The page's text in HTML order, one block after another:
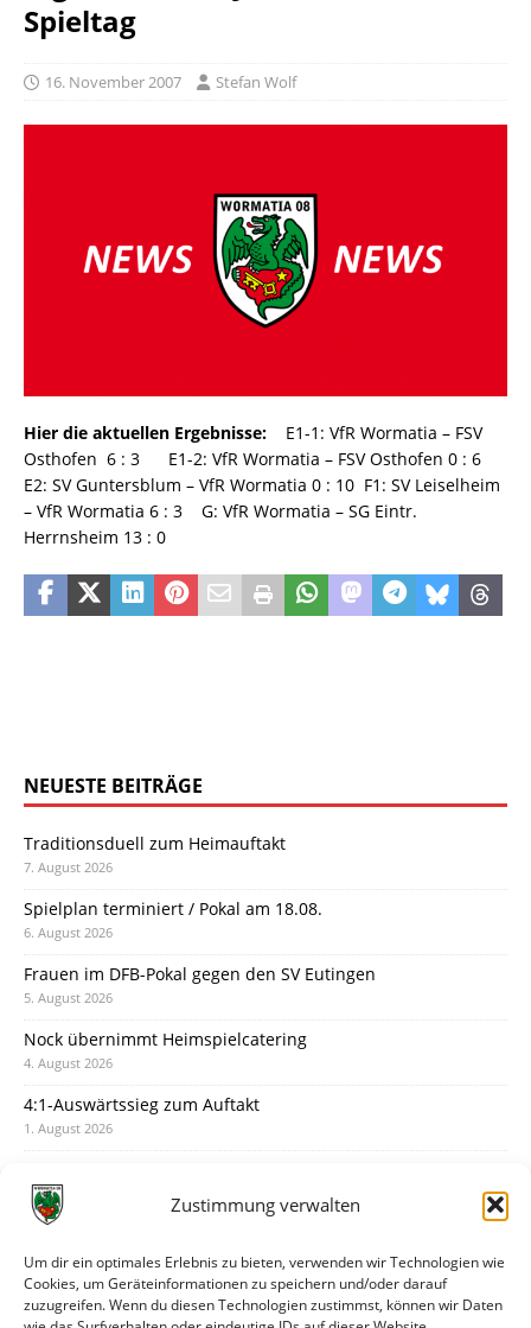
Zustimmung verwalten
Um dir ein optimales Erlebnis zu bieten, verwenden wir Technologien wie
Cookies, um Geräteinformationen zu speichern und/oder darauf
zuzugreifen. Wenn du diesen Technologien zustimmst, können wir Daten
Spieltag
16. November 2007 Stefan Wolf
Hier die aktuellen Ergebnisse: E1-1: VfR Wormatia – FSV
Osthofen 6 : 3 E1-2: VfR Wormatia – FSV Osthofen 0 : 6
E2: SV Guntersblum – VfR Wormatia 0 : 10 F1: SV Leiselheim
– VfR Wormatia 6 : 3 G: VfR Wormatia – SG Eintr.
Herrnsheim 13 : 0
NEUESTE BEITRÄGE
Traditionsduell zum Heimauftakt
7. August 2026
Spielplan terminiert / Pokal am 18.08.
6. August 2026
Frauen im DFB-Pokal gegen den SV Eutingen
5. August 2026
Nock übernimmt Heimspielcatering
4. August 2026
4:1-Auswärtssieg zum Auftakt
1. August 2026
31. Juli 2026
30. Juli 2026
Deine Spielminute: 89+1
28. Juli 2026